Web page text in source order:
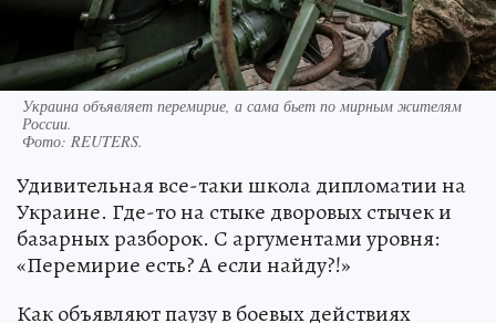
Украина объявляет перемирие, а сама бьет по мирным жителям
России.
Фото: REUTERS.
Удивительная все-таки школа дипломатии на
Украине. Где-то на стыке дворовых стычек и
базарных разборок. С аргументами уровня:
«Перемирие есть? А если найду?!»
Как объявляют паузу в боевых действиях